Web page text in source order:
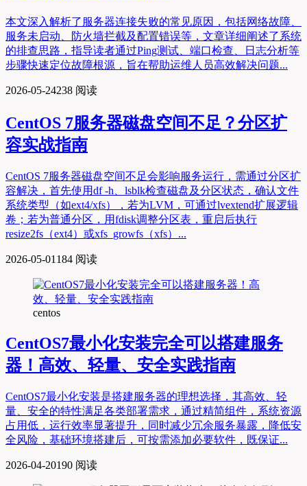
本文深入解析了服务器连接失败的常见原因，包括网络故障、
服务未启动、防火墙拦截及配置错误等，文章详细阐述了系统
的排查思路，指导读者通过Ping测试、端口检查、日志分析等
步骤快速定位故障根源，旨在帮助运维人员高效解决问题...
2026-05-24238 阅读
CentOS 7服务器磁盘空间不足？分区扩
容实战指南
CentOS 7服务器磁盘空间不足会影响服务运行，需通过分区扩
容解决，首先使用df -h、lsblk检查磁盘及分区状态，确认文件
系统类型（如ext4/xfs），若为LVM，可通过lvextend扩展逻辑
卷；若为普通分区，用fdisk调整分区表，重启后执行
resize2fs（ext4）或xfs_growfs（xfs）...
2026-05-01 184 阅读
centos
CentOS7最小化安装完全可以搭建服务
器！高效、轻量、安全实践指南
CentOS7最小化安装是搭建服务器的理想选择，其高效、轻
量、安全的特性满足各类部署需求，通过精简组件，系统资源
占用低，运行效率显著提升，同时减少冗余服务暴露，降低安
全风险，基础环境搭建后，可按需添加必要软件，既保证...
2026-04-20190 阅读